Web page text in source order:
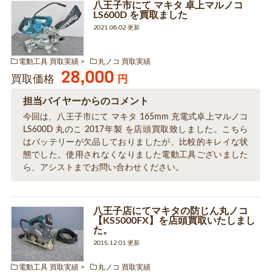
八王子市にて マキタ 卓上マルノコ
LS600D を買取ました
2021.06.02 更新
電動工具 買取実績 丸ノコ 買取実績
買取価格 28,000 円
担当バイヤーからのコメント
今回は、八王子市にて マキタ 165mm 充電式卓上マルノコ
LS600D 丸のこ 2017年製 を店頭買取致しました。こちら
はバッテリーが欠品しておりましたが、比較的キレイな状
態でした。使用されなくなりました電動工具ございました
ら、アシストまでお問い合わせください。
八王子店にてマキタの防じん丸ノコ
【KS5000FX】を店頭買取いたしまし
た。
2015.12.01 更新
電動工具 買取実績 丸ノコ 買取実績